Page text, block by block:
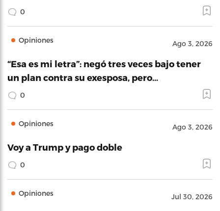
0
Opiniones Ago 3, 2026
“Esa es mi letra”: negó tres veces bajo tener
un plan contra su exesposa, pero…
0
Opiniones Ago 3, 2026
Voy a Trump y pago doble
0
Opiniones Jul 30, 2026